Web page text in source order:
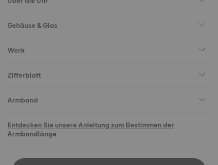
Gehäuse & Glas
Werk
Zifferblatt
Armband
Entdecken Sie unsere Anleitung zum Bestimmen der
Armbandlänge